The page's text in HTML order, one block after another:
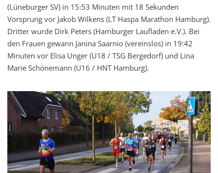
(Lüneburger SV) in 15:53 Minuten mit 18 Sekunden
Vorsprung vor Jakob Wilkens (LT Haspa Marathon Hamburg).
Dritter wurde Dirk Peters (Hamburger Laufladen e.V.). Bei
den Frauen gewann Janina Saarnio (vereinslos) in 19:42
Minuten vor Elisa Unger (U18 / TSG Bergedorf) und Lina
Marie Schönemann (U16 / HNT Hamburg).